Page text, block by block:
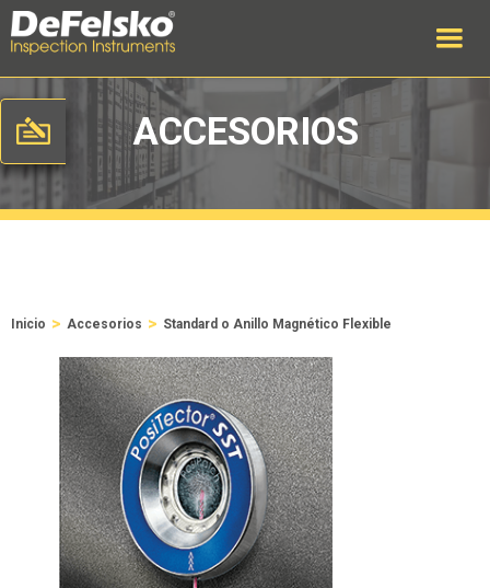
ACCESORIOS
Inicio > Accesorios > Standard o Anillo Magnético Flexible